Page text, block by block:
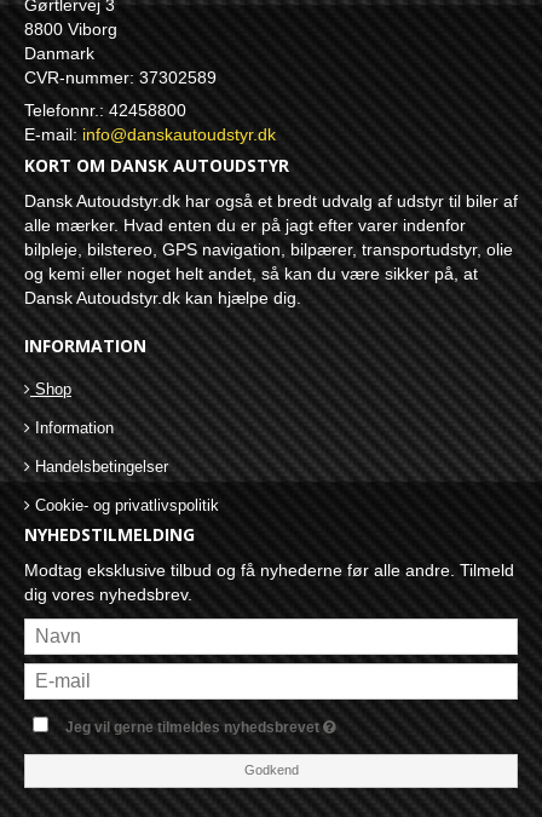
Gørtlervej 3
8800 Viborg
Danmark
CVR-nummer: 37302589
Telefonnr.: 42458800
E-mail: info@danskautoudstyr.dk
KORT OM DANSK AUTOUDSTYR
Dansk Autoudstyr.dk har også et bredt udvalg af udstyr til biler af
alle mærker. Hvad enten du er på jagt efter varer indenfor
bilpleje, bilstereo, GPS navigation, bilpærer, transportudstyr, olie
og kemi eller noget helt andet, så kan du være sikker på, at
Dansk Autoudstyr.dk kan hjælpe dig.
INFORMATION
Shop
Information
Handelsbetingelser
Cookie- og privatlivspolitik
NYHEDSTILMELDING
Modtag eksklusive tilbud og få nyhederne før alle andre. Tilmeld
dig vores nyhedsbrev.
Jeg vil gerne tilmeldes nyhedsbrevet
Godkend